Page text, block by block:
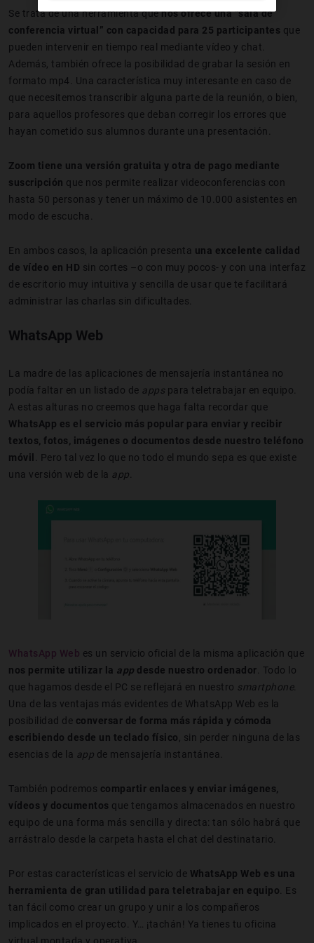
Se trata de una herramienta quenos ofrece una “sala de
conferencia virtual” con capacidad para 25 participantes que
pueden intervenir en tiempo real mediante vídeo y chat.
Además, también ofrece la posibilidad de grabar la sesión en
formato mp4. Una característica muy interesante en caso de
que necesitemos transcribir alguna parte de la reunión, o bien,
para aquellos profesores que deban corregir los errores que
hayan cometido sus alumnos durante una presentación.
Zoom tiene una versión gratuita y otra de pago mediante
suscripción que nos permite realizar videoconferencias con
hasta 50 personas y tener un máximo de 10.000 asistentes en
modo de escucha.
En ambos casos, la aplicación presenta una excelente calidad
de vídeo en HD sin cortes –o con muy pocos- y con una interfaz
de escritorio muy intuitiva y sencilla de usar que te facilitará
administrar las charlas sin dificultades.
WhatsApp Web
La madre de las aplicaciones de mensajería instantánea no
podía faltar en un listado de apps para teletrabajar en equipo.
A estas alturas no creemos que haga falta recordar que
WhatsApp es el servicio más popular para enviar y recibir
textos, fotos, imágenes o documentos desde nuestro teléfono
móvil
. Pero tal vez lo que no todo el mundo sepa es que existe
una versión web de la app
WhatsApp Web es un servicio oficial de la misma aplicación que
nos permite utilizar la app desde nuestro ordenador. Todo lo
que hagamos desde el PC se reflejará en nuestro smartphone.
Una de las ventajas más evidentes de WhatsApp Web es la
posibilidad de conversar de forma más rápida y cómoda
escribiendo desde un teclado físico, sin perder ninguna de las
esencias de la app de mensajería instantánea.
También podremos compartir enlaces y enviar imágenes,
vídeos y documentos que tengamos almacenados en nuestro
equipo de una forma más sencilla y directa: tan sólo habrá que
arrástralo desde la carpeta hasta el chat del destinatario.
Por estas características el servicio de WhatsApp Web es una
herramienta de gran utilidad para teletrabajar en equipo. Es
tan fácil como crear un grupo y unir a los compañeros
implicados en el proyecto. Y… ¡tachán! Ya tienes tu oficina